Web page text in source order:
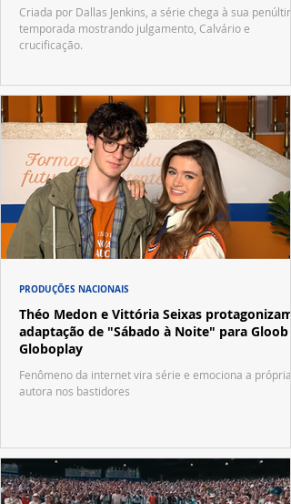
Criada por Dallas Jenkins, a série chega à sua
temporada mostrando julgamento, Calvário e
crucificação.
Théo Medon e Vittória Seixas protagonizam
adaptação de "Sábado à Noite" para Gloob e
Globoplay
Fenômeno da internet vira série e emociona a própria
autora nos bastidores
PRODUÇÕES NACIONAIS